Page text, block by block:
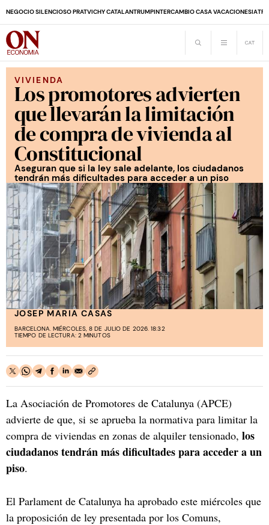
NEGOCIO SILENCIOSO PRATVICHY CATALANTRUMPINTERCAMBIO CASA VACACIONESIA
VIVIENDA
Los promotores advierten
que llevarán la limitación
de compra de vivienda al
Constitucional
Aseguran que si la ley sale adelante, los ciudadanos
tendrán más dificultades para acceder a un piso
JOSEP MARIA CASAS
BARCELONA. MIÉRCOLES, 8 DE JULIO DE 2026. 18:32
TIEMPO DE LECTURA: 2 MINUTOS
La Asociación de Promotores de Catalunya (APCE)
advierte de que, si se aprueba la normativa para limitar la
compra de viviendas en zonas de alquiler tensionado, los
ciudadanos tendrán más dificultades para acceder a un
piso.
El Parlament de Catalunya ha aprobado este miércoles que
la proposición de ley presentada por los Comuns,